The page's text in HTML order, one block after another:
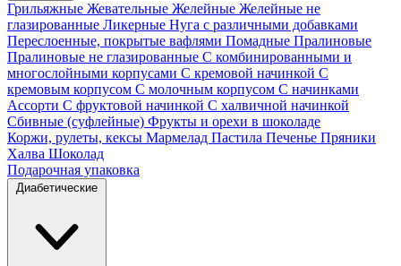
Грильяжные Жевательные Желейные Желейные не
глазированные Ликерные Нуга с различными добавками
Переслоенные, покрытые вафлями Помадные Пралиновые
Пралиновые не глазированные С комбинированными и
многослойными корпусами С кремовой начинкой С
кремовым корпусом С молочным корпусом С начинками
Ассорти С фруктовой начинкой С халвичной начинкой
Сбивные (суфлейные) Фрукты и орехи в шоколаде
Коржи, рулеты, кексы Мармелад Пастила Печенье Пряники
Халва Шоколад
Подарочная упаковка
Диабетические